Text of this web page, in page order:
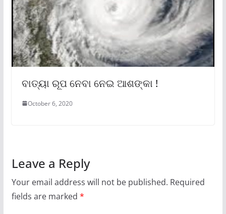
ବାତ୍ୟା ରୂପ ନେବା ନେଇ ଆଶଙ୍କା !
October 6, 2020
Leave a Reply
Your email address will not be published. Required
fields are marked *